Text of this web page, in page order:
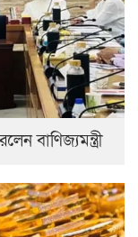
বাণিজ্যমন্ত্রী